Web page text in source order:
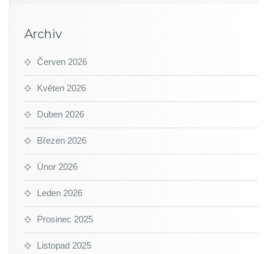
Archiv
Červen 2026
Květen 2026
Duben 2026
Březen 2026
Únor 2026
Leden 2026
Prosinec 2025
Listopad 2025